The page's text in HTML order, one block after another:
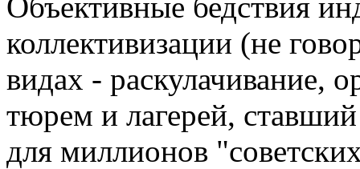
коллективизации (не
видах - раскулачивание,
тюрем и лагерей,
для миллионов